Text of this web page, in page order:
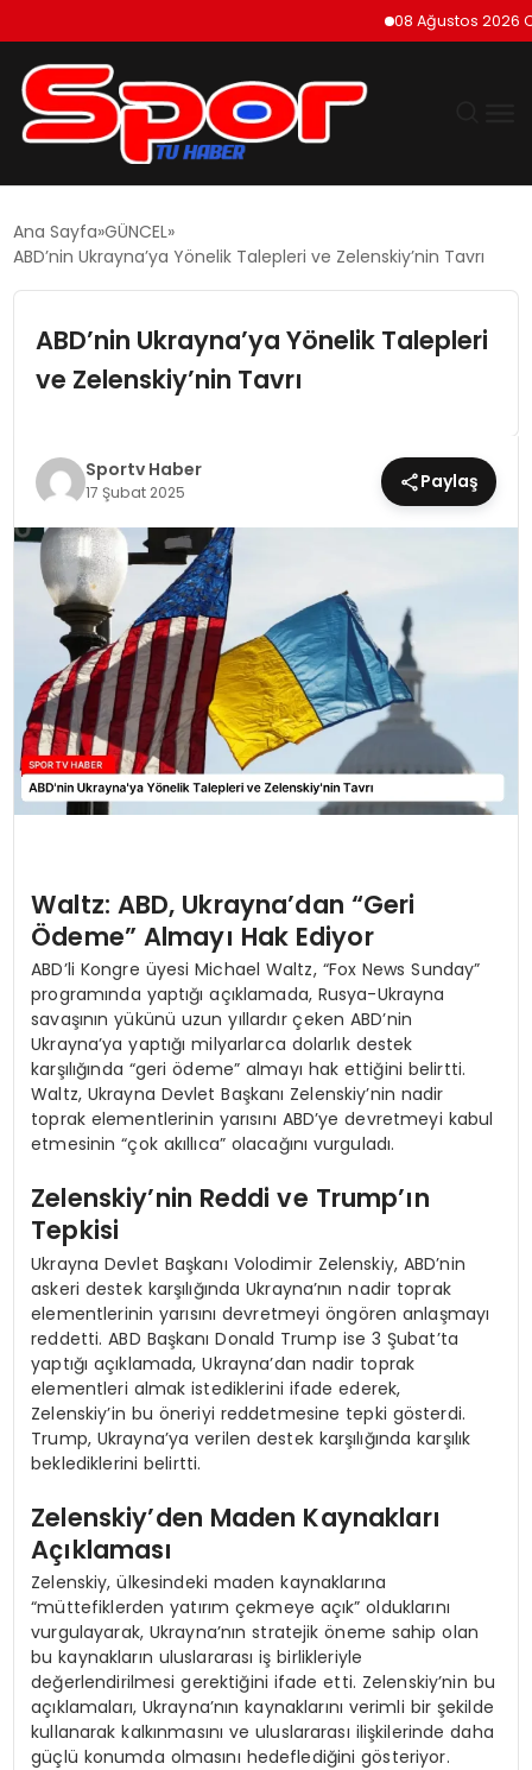
08 Ağustos 2026
EKONOMI
TEKNOLOJI
EĞITIM
MAGAZIN
SPOR
YAŞAM
Ana Sayfa GÜNCEL
ABD’nin Ukrayna’ya Yönelik Talepleri ve Zelenskiy’nin Tavrı
ABD’nin Ukrayna’ya Yönelik Talepleri
ve Zelenskiy’nin Tavrı
Sportv Haber
17 Şubat 2025 Paylaş
Waltz: ABD, Ukrayna’dan “Geri
Ödeme” Almayı Hak Ediyor
ABD’li Kongre üyesi Michael Waltz, “Fox News Sunday”
programında yaptığı açıklamada, Rusya-Ukrayna
savaşının yükünü uzun yıllardır çeken ABD’nin
Ukrayna’ya yaptığı milyarlarca dolarlık destek
karşılığında “geri ödeme” almayı hak ettiğini belirtti.
Waltz, Ukrayna Devlet Başkanı Zelenskiy’nin nadir
toprak elementlerinin yarısını ABD’ye devretmeyi kabul
etmesinin “çok akıllıca” olacağını vurguladı.
Zelenskiy’nin Reddi ve Trump’ın
Tepkisi
Ukrayna Devlet Başkanı Volodimir Zelenskiy, ABD’nin
askeri destek karşılığında Ukrayna’nın nadir toprak
elementlerinin yarısını devretmeyi öngören anlaşmayı
reddetti. ABD Başkanı Donald Trump ise 3 Şubat’ta
yaptığı açıklamada, Ukrayna’dan nadir toprak
elementleri almak istediklerini ifade ederek,
Zelenskiy’in bu öneriyi reddetmesine tepki gösterdi.
Trump, Ukrayna’ya verilen destek karşılığında karşılık
beklediklerini belirtti.
Zelenskiy’den Maden Kaynakları
Açıklaması
Zelenskiy, ülkesindeki maden kaynaklarına
“müttefiklerden yatırım çekmeye açık” olduklarını
vurgulayarak, Ukrayna’nın stratejik öneme sahip olan
bu kaynakların uluslararası iş birlikleriyle
değerlendirilmesi gerektiğini ifade etti. Zelenskiy’nin bu
açıklamaları, Ukrayna’nın kaynaklarını verimli bir şekilde
kullanarak kalkınmasını ve uluslararası ilişkilerinde daha
güçlü konumda olmasını hedeflediğini gösteriyor.